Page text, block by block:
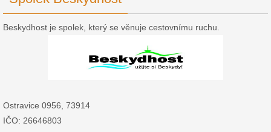
Beskydhost je spolek, který se věnuje cestovnímu ruchu.
Ostravice 0956, 73914
IČO: 26646803